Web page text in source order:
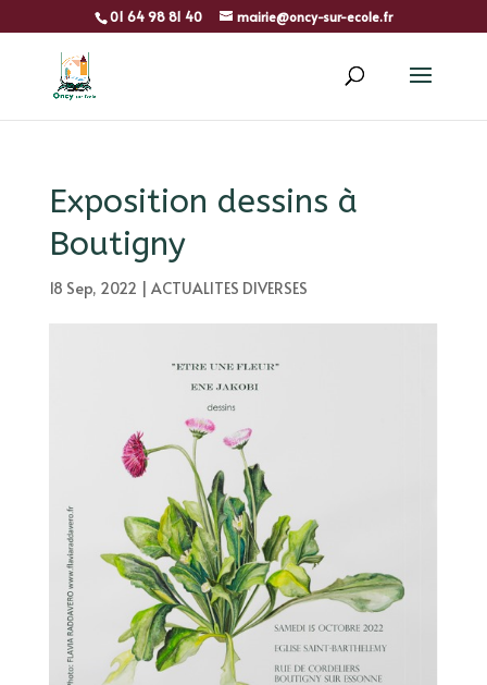
01 64 98 81 40 mairie@oncy-sur-ecole.fr
Exposition dessins à
Boutigny
18 Sep, 2022 | ACTUALITES DIVERSES